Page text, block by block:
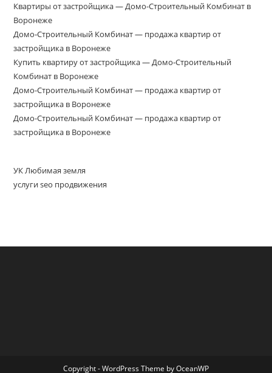
Квартиры от застройщика — Домо-Строительный Комбинат в
Воронеже
Домо‑Строительный Комбинат — продажа квартир от
застройщика в Воронеже
Купить квартиру от застройщика — Домо‑Строительный
Комбинат в Воронеже
Домо-Строительный Комбинат — продажа квартир от
застройщика в Воронеже
Домо-Строительный Комбинат — продажа квартир от
застройщика в Воронеже
УК Любимая земля
услуги seo продвижения
Copyright - WordPress Theme by OceanWP